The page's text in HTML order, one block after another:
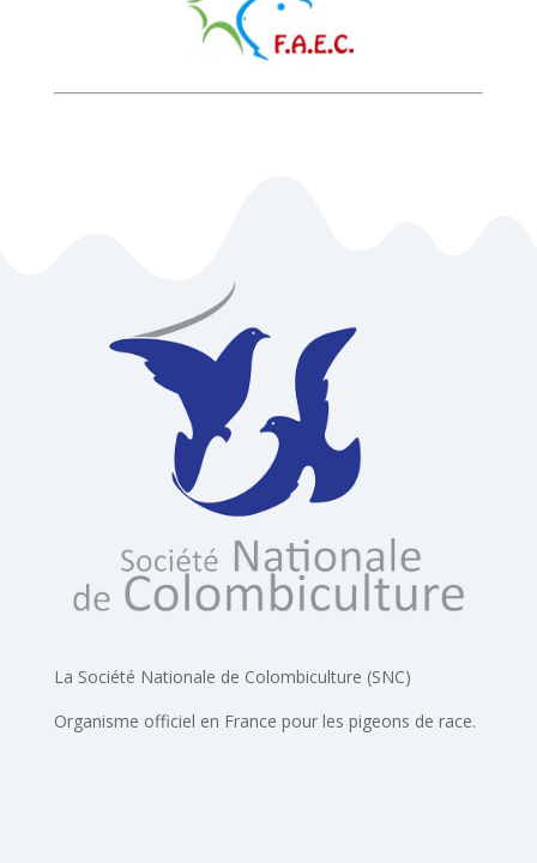
La Société Nationale de Colombiculture (SNC)
Organisme officiel en France pour les pigeons de race.